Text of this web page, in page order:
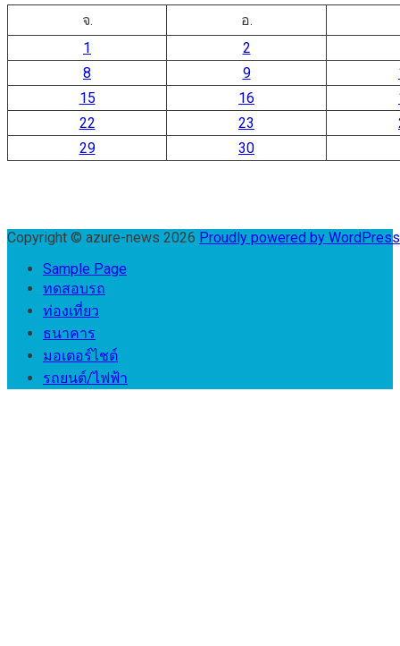
จ.
อ.
1
2
8
9
15
16
22
23
29
30
Copyright © azure-news 2026 Proudly powered by
Sample Page
ทดสอบรถ
ท่องเที่ยว
ธนาคาร
มอเตอร์ไชต์
รถยนต์/ไฟฟ้า